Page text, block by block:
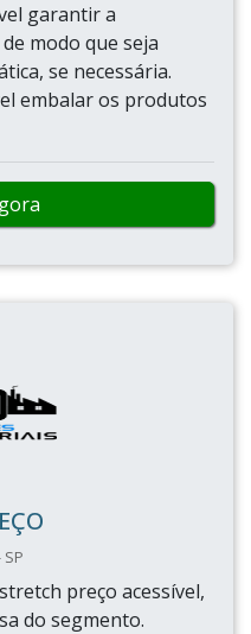
garantir a
modo que seja
se necessária.
embalar os produtos
SP
preço acessível,
do segmento.